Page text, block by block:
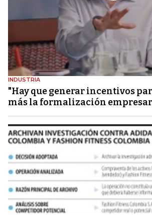
INDUSTRIA
"Hay que generar incentivos
más la formalización